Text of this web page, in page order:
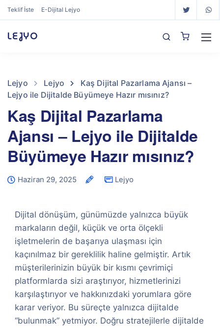
Teklif İste E-Dijital Lejyo
LEJYO
Lejyo Lejyo
Kaş Dijital Pazarlama Ajansı –
Lejyo ile Dijitalde Büyümeye Hazır mısınız?
Kaş Dijital Pazarlama
Ajansı – Lejyo ile Dijitalde
Büyümeye Hazır mısınız?
Haziran 29, 2025 Lejyo
Dijital dönüşüm, günümüzde yalnızca büyük
markaların değil, küçük ve orta ölçekli
işletmelerin de başarıya ulaşması için
kaçınılmaz bir gereklilik haline gelmiştir. Artık
müşterilerinizin büyük bir kısmı çevrimiçi
platformlarda sizi araştırıyor, hizmetlerinizi
karşılaştırıyor ve hakkınızdaki yorumlara göre
karar veriyor. Bu süreçte yalnızca dijitalde
“bulunmak” yetmiyor. Doğru stratejilerle dijitalde